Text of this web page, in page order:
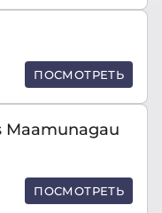
ПОСМОТРЕТЬ
Maamunagau
ПОСМОТРЕТЬ